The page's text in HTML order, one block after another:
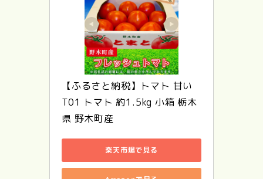
【ふるさと納税】トマト 甘い
T01 トマト 約1.5kg 小箱 栃木
県 野木町産
楽天市場で見る